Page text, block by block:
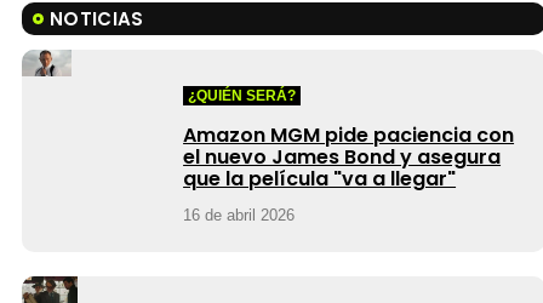
NOTICIAS
¿QUIÉN SERÁ?
Amazon MGM pide paciencia con
el nuevo James Bond y asegura
que la película "va a llegar"
16 de abril 2026